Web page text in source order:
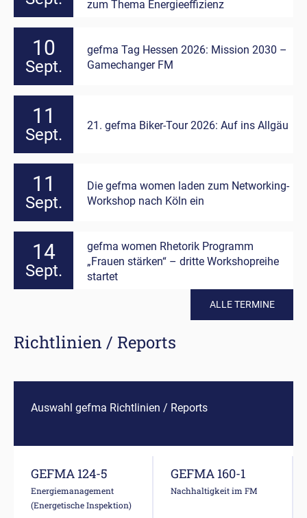
zum Thema Energieeffizienz
10
Sept.
gefma Tag Hessen 2026: Mission 2030 –
Gamechanger FM
11
Sept. 21. gefma Biker-Tour 2026: Auf ins Allgäu
11
Sept.
Die gefma women laden zum Networking-
Workshop nach Köln ein
14
Sept.
gefma women Rhetorik Programm
„Frauen stärken“ – dritte Workshopreihe
startet
ALLE TERMINE
Richtlinien / Reports
Auswahl gefma Richtlinien / Reports
GEFMA 124-5
Energiemanagement
(Energetische Inspektion)
GEFMA 160-1
Nachhaltigkeit im FM